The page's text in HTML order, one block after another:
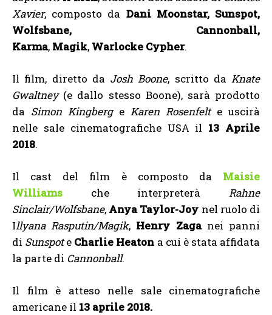
Xavier, composto da Dani Moonstar, Sunspot,
Wolfsbane, Cannonball,
Karma, Magik, Warlocke Cypher.
Il film, diretto da Josh Boone, scritto da Knate
Gwaltney(e dallo stesso Boone), sarà prodotto
da Simon Kingberge Karen Rosenfelte uscirà
nelle sale cinematografiche USA il 13 Aprile
2018.
Il cast del film è composto da Maisie
Williams
che interpreteràRahne
Sinclair/Wolfsbane, Anya Taylor-Joy nel ruolo di
Illyana Rasputin/Magik, Henry Zaganei panni
di Sunspote Charlie Heaton a cui è stata affidata
la parte di Cannonball.
Il film è atteso nelle sale cinematografiche
americane il 13 aprile 2018.